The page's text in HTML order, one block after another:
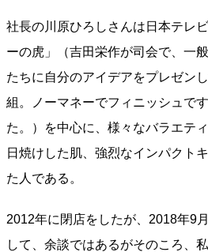
社長の川原ひろしさんは日本テレ
ーの虎」（吉田栄作が司会で、一
たちに自分のアイデアをプレゼン
組。ノーマネーでフィニッシュで
た。）を中心に、様々なバラエテ
日焼けした肌、強烈なインパクト
た人である。
2012年に閉店をしたが、2018年9
して、余談ではあるがそのころ、